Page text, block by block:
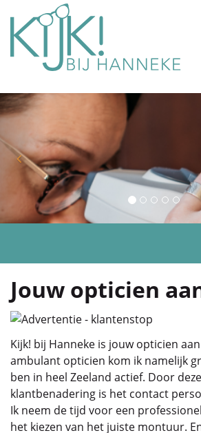
Jouw opticien
Kijk! bij Hanneke is jouw opticien
ambulant opticien kom ik namelijk
ben in heel Zeeland actief. Door
klantbenadering is het contact
Ik neem de tijd voor een
het kiezen van het juiste montuur.